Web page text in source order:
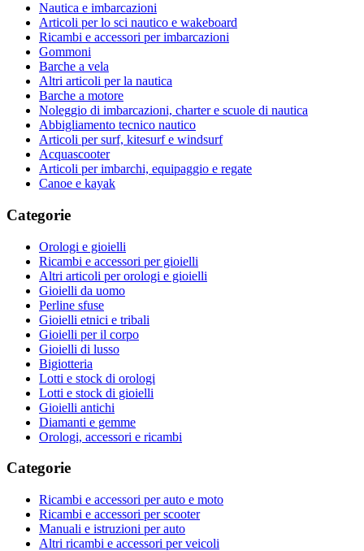
Nautica e imbarcazioni
Articoli per lo sci nautico e wakeboard
Ricambi e accessori per imbarcazioni
Gommoni
Barche a vela
Altri articoli per la nautica
Barche a motore
Noleggio di imbarcazioni, charter e scuole di nautica
Abbigliamento tecnico nautico
Articoli per surf, kitesurf e windsurf
Acquascooter
Articoli per imbarchi, equipaggio e regate
Canoe e kayak
Categorie
Orologi e gioielli
Ricambi e accessori per gioielli
Altri articoli per orologi e gioielli
Gioielli da uomo
Perline sfuse
Gioielli etnici e tribali
Gioielli per il corpo
Gioielli di lusso
Bigiotteria
Lotti e stock di orologi
Lotti e stock di gioielli
Gioielli antichi
Diamanti e gemme
Orologi, accessori e ricambi
Categorie
Ricambi e accessori per auto e moto
Ricambi e accessori per scooter
Manuali e istruzioni per auto
Altri ricambi e accessori per veicoli